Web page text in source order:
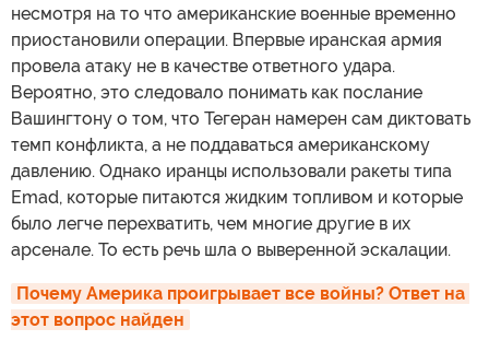
несмотря на то что американские военные временно
приостановили операции. Впервые иранская армия
провела атаку не в качестве ответного удара.
Вероятно, это следовало понимать как послание
Вашингтону о том, что Тегеран намерен сам диктовать
темп конфликта, а не поддаваться американскому
давлению. Однако иранцы использовали ракеты типа
Emad, которые питаются жидким топливом и которые
было легче перехватить, чем многие другие в их
арсенале. То есть речь шла о выверенной эскалации.
Почему Америка проигрывает все войны? Ответ на
этот вопрос найден